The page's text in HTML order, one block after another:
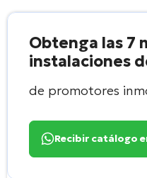
Obtenga las 7
instalaciones
de promotores
Recibir catálogo